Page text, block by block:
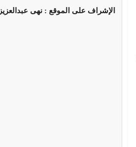
الإشراف على الموقع : نهى عبدالعزيز